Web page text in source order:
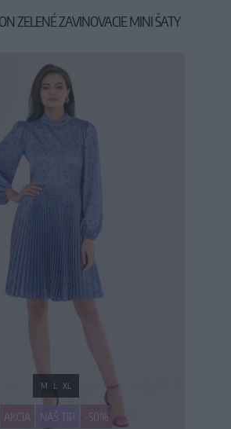
ZELENÉ ZAVINOVACIE MINI ŠATY
AKCIA NÁŠ TIP -50%
M L XL